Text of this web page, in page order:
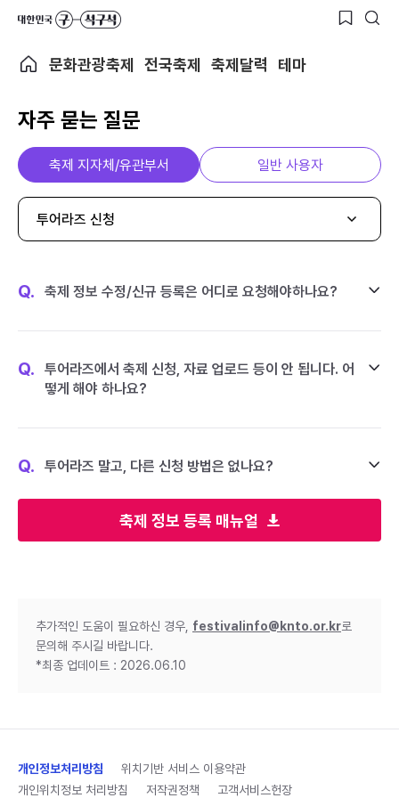
문화관광축제 전국축제 축제달력 테마
자주 묻는 질문
축제 정보 등록 매뉴얼
축제 지자체/유관부서 일반 사용자
투어라즈 신청
Q. 축제 정보 수정/신규 등록은 어디로 요청해야하나요?
Q.
투어라즈에서 축제 신청, 자료 업로드 등이 안 됩니다. 어
떻게 해야 하나요?
Q. 투어라즈 말고, 다른 신청 방법은 없나요?
추가적인 도움이 필요하신 경우, festivalinfo@knto.or.kr로
문의해 주시길 바랍니다.
*최종 업데이트 : 2026.06.10
개인정보처리방침
위치기반 서비스 이용약관
개인위치정보 처리방침
저작권정책 고객서비스헌장